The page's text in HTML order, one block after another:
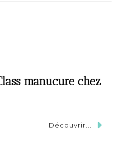
manucure chez
Découvrir...